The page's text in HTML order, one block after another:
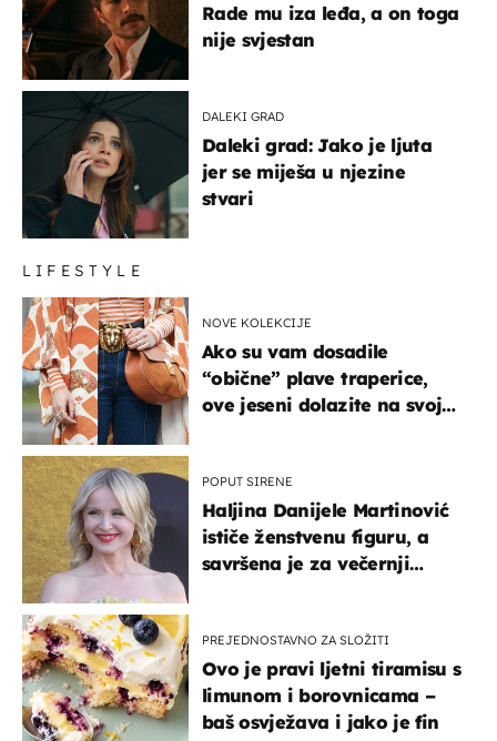
Rade mu iza leđa, a on toga
nije svjestan
DALEKI GRAD
Daleki grad: Jako je ljuta
jer se miješa u njezine
stvari
LIFESTYLE
NOVE KOLEKCIJE
Ako su vam dosadile
“obične” plave traperice,
ove jeseni dolazite na svoje
POPUT SIRENE
Haljina Danijele Martinović
ističe ženstvenu figuru, a
savršena je za večernji
PREJEDNOSTAVNO ZA SLOŽITI
Ovo je pravi ljetni tiramisu s
limunom i borovnicama –
baš osvježava i jako je fin